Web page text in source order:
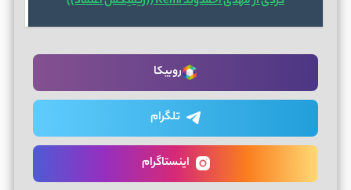
روبیکا
تلگرام
اینستاگرام